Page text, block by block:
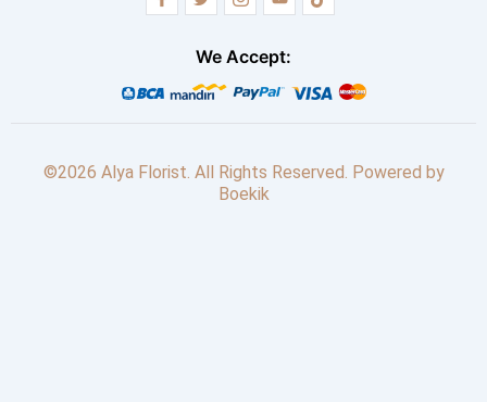
We Accept:
©2026 Alya Florist. All Rights Reserved. Powered by
Boekik